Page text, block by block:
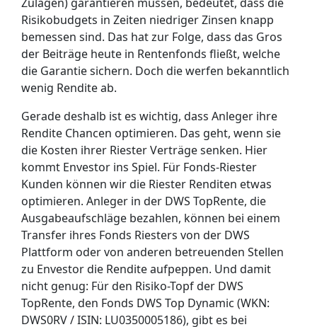
Zulagen) garantieren müssen, bedeutet, dass die
Risikobudgets in Zeiten niedriger Zinsen knapp
bemessen sind. Das hat zur Folge, dass das Gros
der Beiträge heute in Rentenfonds fließt, welche
die Garantie sichern. Doch die werfen bekanntlich
wenig Rendite ab.
Gerade deshalb ist es wichtig, dass Anleger ihre
Rendite Chancen optimieren. Das geht, wenn sie
die Kosten ihrer Riester Verträge senken. Hier
kommt Envestor ins Spiel. Für Fonds-Riester
Kunden können wir die Riester Renditen etwas
optimieren. Anleger in der DWS TopRente, die
Ausgabeaufschläge bezahlen, können bei einem
Transfer ihres Fonds Riesters von der DWS
Plattform oder von anderen betreuenden Stellen
zu Envestor die Rendite aufpeppen. Und damit
nicht genug: Für den Risiko-Topf der DWS
TopRente, den Fonds DWS Top Dynamic (WKN:
DWS0RV / ISIN: LU0350005186), gibt es bei